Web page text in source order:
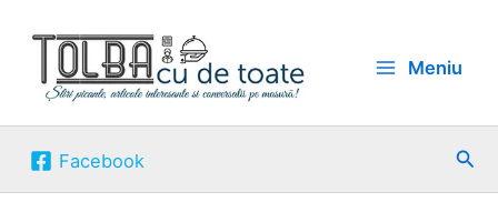
content
Meniu
Facebook